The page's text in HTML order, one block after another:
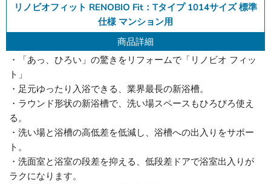
リノビオフィット RENOBIO Fit：Tタイプ 1014サイズ 標準
仕様 マンション用
商品詳細
・「あっ、ひろい」の驚きをリフォームで「リノビオ フィッ
ト」
・足元ゆったり入浴できる、業界最長の新浴槽。
・ラウンド形状の新浴槽で、洗い場スペースもひろびろ使え
る。
・洗い場と浴槽の高低差を低減し、浴槽への出入りをサポー
ト。
・洗面室と浴室の段差を抑える、低段差ドアで浴室出入りが
ラクになります。